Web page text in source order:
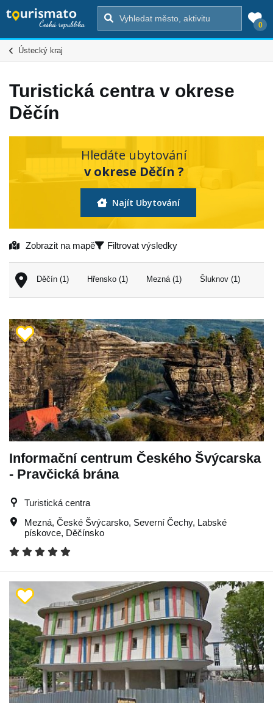
0
Ústecký kraj
Turistická centra v okrese
Děčín
Hledáte ubytování
v okrese Děčín ?
Najít Ubytování
Zobrazit na mapě Filtrovat výsledky
Děčín (1) Hřensko (1) Mezná (1) Šluknov (1)
Informační centrum Českého Švýcarska
- Pravčická brána
Turistická centra
Mezná, České Švýcarsko, Severní Čechy, Labské
pískovce, Děčínsko